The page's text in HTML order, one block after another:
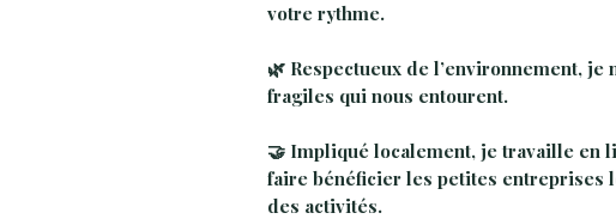
votre rythme.
🌿 Respectueux de l’environnement,
fragiles qui nous entourent.
🤝 Impliqué localement, je travaille en
faire bénéficier les petites entreprises
des activités.